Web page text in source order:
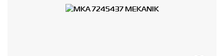
Особистий кабінет